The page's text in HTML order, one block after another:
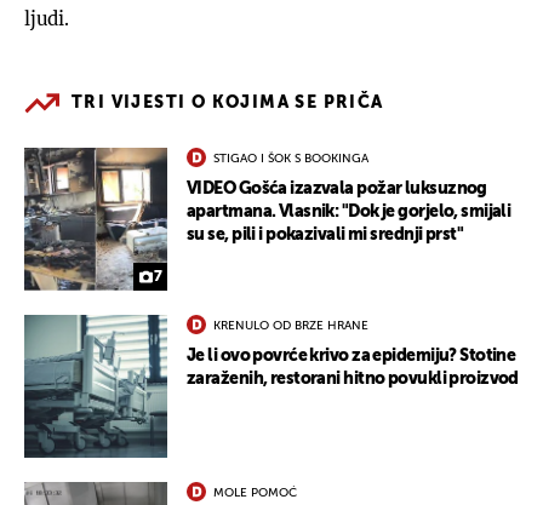
ljudi.
TRI VIJESTI O KOJIMA SE PRIČA
7
STIGAO I ŠOK S BOOKINGA
VIDEO Gošća izazvala požar luksuznog
apartmana. Vlasnik: "Dok je gorjelo, smijali
su se, pili i pokazivali mi srednji prst"
KRENULO OD BRZE HRANE
Je li ovo povrće krivo za epidemiju? Stotine
zaraženih, restorani hitno povukli proizvod
MOLE POMOĆ